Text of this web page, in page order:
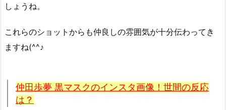
しょうね。
これらのショットからも仲良しの雰囲気が十分伝わってき
ますね(^^♪
仲田歩夢 黒マスクのインスタ画像！世間の反応
は？